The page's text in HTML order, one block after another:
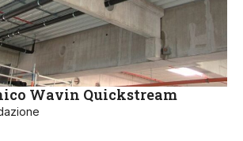
Wavin Quickstream